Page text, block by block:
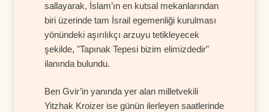
sallayarak, İslam’ın en kutsal mekanlarından
biri üzerinde tam İsrail egemenliği kurulması
yönündeki aşırılıkçı arzuyu tetikleyecek
şekilde, "Tapınak Tepesi bizim elimizdedir"
ilanında bulundu.
Ben Gvir’in yanında yer alan milletvekili
Yitzhak Kroizer ise günün ilerleyen saatlerinde